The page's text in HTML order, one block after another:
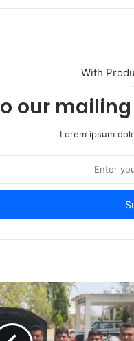
With
our
Lorem ipsum